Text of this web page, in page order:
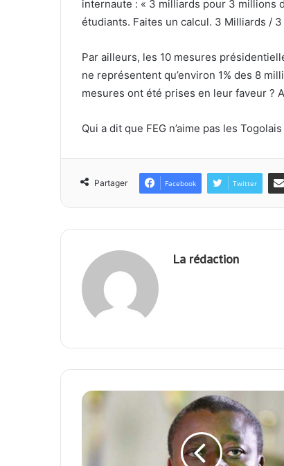
internaute : « 3 milliards pour 3 millions
étudiants. Faites un calcul. 3 Milliards / 3
Par ailleurs, les 10 mesures
ne représentent qu’environ 1% des 8
mesures ont été prises en leur faveur ?
Qui a dit que FEG n’aime pas les
Partager Facebook Twitter
La rédaction